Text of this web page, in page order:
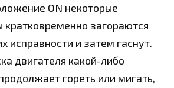
ON некоторые
кратковременно загораются
исправности и затем гаснут.
двигателя какой-либо
гореть или мигать,